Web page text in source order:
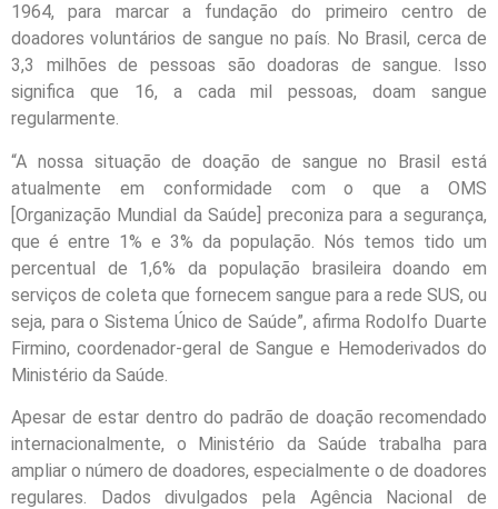
1964, para marcar a fundação do primeiro centro de
doadores voluntários de sangue no país. No Brasil, cerca de
3,3 milhões de pessoas são doadoras de sangue. Isso
significa que 16, a cada mil pessoas, doam sangue
regularmente.
“A nossa situação de doação de sangue no Brasil está
atualmente em conformidade com o que a OMS
[Organização Mundial da Saúde] preconiza para a segurança,
que é entre 1% e 3% da população. Nós temos tido um
percentual de 1,6% da população brasileira doando em
serviços de coleta que fornecem sangue para a rede SUS, ou
seja, para o Sistema Único de Saúde”, afirma Rodolfo Duarte
Firmino, coordenador-geral de Sangue e Hemoderivados do
Ministério da Saúde.
Apesar de estar dentro do padrão de doação recomendado
internacionalmente, o Ministério da Saúde trabalha para
ampliar o número de doadores, especialmente o de doadores
regulares. Dados divulgados pela Agência Nacional de